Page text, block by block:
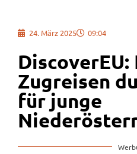
24. März 2025 09:04
Zugreisen
für junge